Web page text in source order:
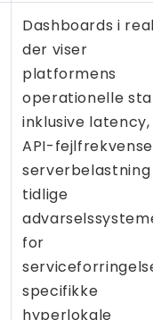
Dashboards i
der viser
platformens
operationelle
inklusive latency,
API-
tidlige
for
specifikke
hyperlokale